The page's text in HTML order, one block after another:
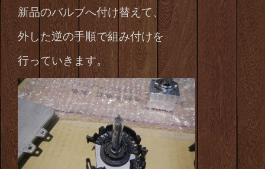
新品のバルブへ付け替えて、
外した逆の手順で組み付けを
行っていきます。